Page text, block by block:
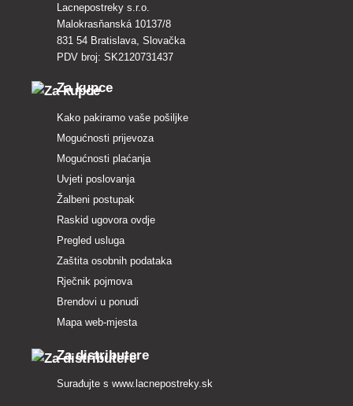
Lacnepostreky s.r.o.
Malokrasňanská 10137/8
831 54 Bratislava, Slovačka
PDV broj: SK2120731437
Za kupce
Kako pakiramo vaše pošiljke
Mogućnosti prijevoza
Mogućnosti plaćanja
Uvjeti poslovanja
Žalbeni postupak
Raskid ugovora ovdje
Pregled usluga
Zaštita osobnih podataka
Rječnik pojmova
Brendovi u ponudi
Mapa web-mjesta
Za distributere
Surađujte s www.lacnepostreky.sk